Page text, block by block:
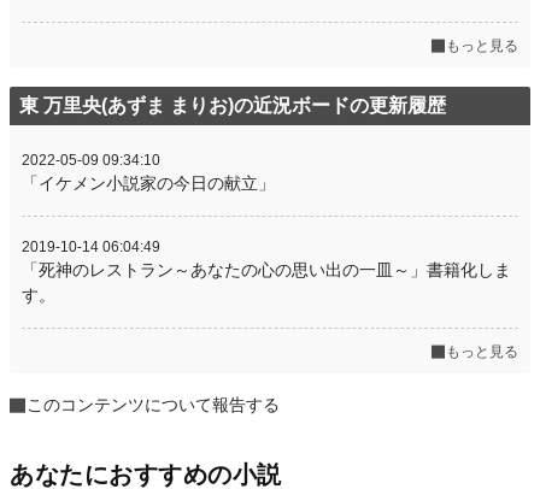
もっと見る
東 万里央(あずま まりお)の近況ボードの更新履歴
2022-05-09 09:34:10
「イケメン小説家の今日の献立」
2019-10-14 06:04:49
「死神のレストラン～あなたの心の思い出の一皿～」書籍化しま
す。
もっと見る
このコンテンツについて報告する
あなたにおすすめの小説